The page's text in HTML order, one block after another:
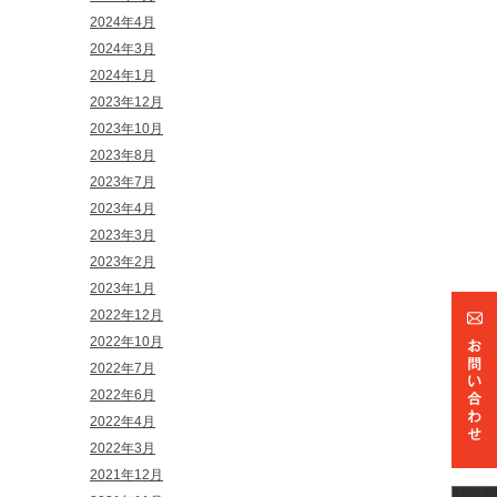
2024年4月
2024年3月
2024年1月
2023年12月
2023年10月
2023年8月
2023年7月
2023年4月
2023年3月
2023年2月
2023年1月
2022年12月
2022年10月
2022年7月
2022年6月
2022年4月
2022年3月
2021年12月